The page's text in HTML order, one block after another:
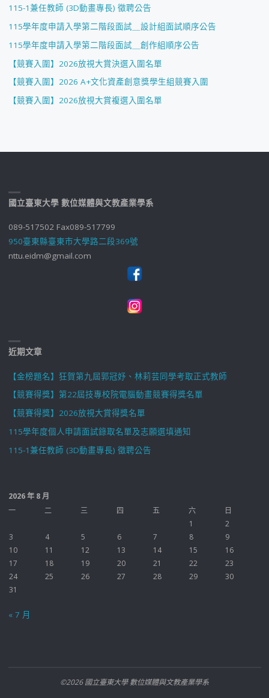
115-1兼任教師 (3D動畫專長) 徵聘公告
115學年度申請入學第二階段面試＿設計組面試順序公告
115學年度申請入學第二階段面試＿創作組順序公告
【競賽入圍】2026放視大賞決選入圍名單
【競賽入圍】2026 A+文化資產創意獎學生組競賽入圍
【競賽入圍】2026放視大賞複選入圍名單
國立臺東大學 數位媒體與文教產業學系
089-517502 Fax089-517799
950臺東縣臺東市大學路二段369號
nttu.eidm@gmail.com
近期文章
【金榜題名】狂賀第九屆郭冠妤、林莉芸同學考取正式教師
【競賽得獎】第22屆技專校院電腦動畫競賽得獎名單
【競賽得獎】2026放視大賞得獎名單
115學年度個人申請面試錄取名單及志願選填通知
115-1兼任教師 (3D動畫專長) 徵聘公告
2026 年 8 月
一
二 三 四 五 六
日
1
2
3
4 5 6 7 8
9
10
11 12 13 14 15
16
17
18 19 20 21 22
23
24
25 26 27 28 29
30
31
« 7 月
©2026 國立臺東大學 數位媒體與文教產業學系